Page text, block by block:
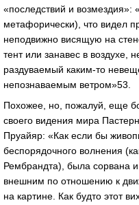
«последствий и
метафорически), что видел
неподвижно висящую на
тент или занавес в воздухе,
раздуваемый каким-то
непознаваемым ветром»53.
Похожее, но, пожалуй, еще
своего видения мира
Пруайяр: «Как если бы
беспорядочного волнения
Рембрандта), была сорвана
внешним по отношению к
на картине. Как будто этот